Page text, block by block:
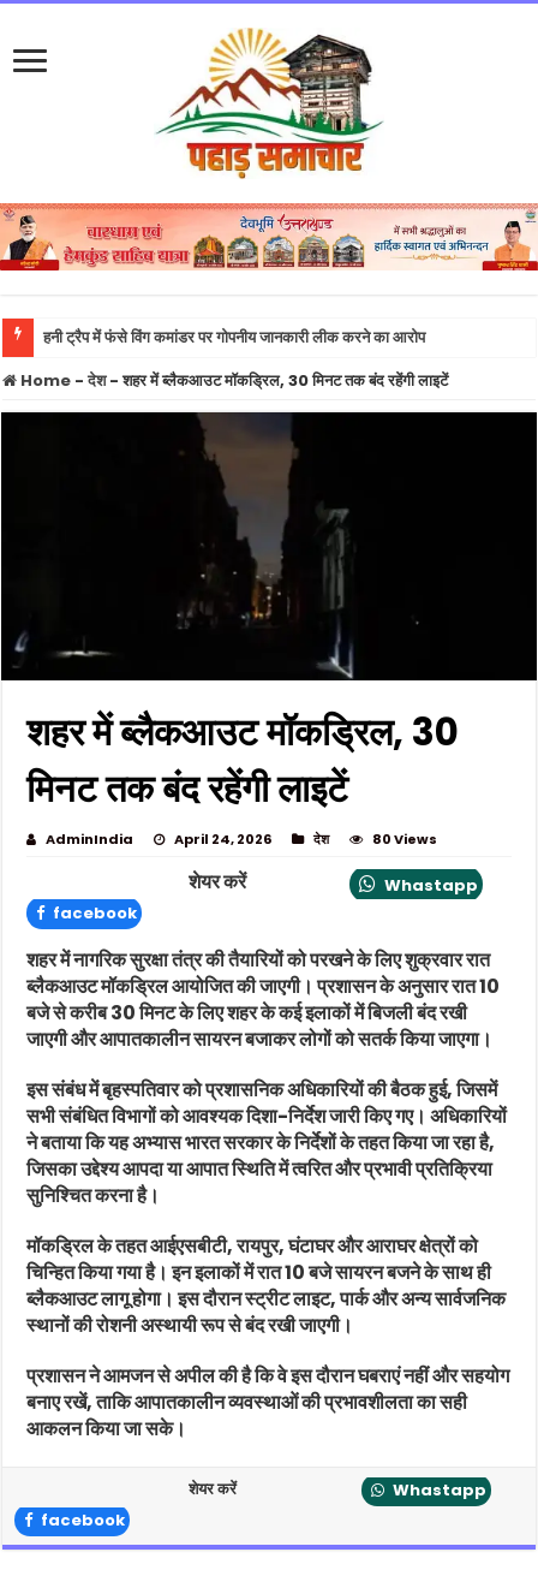
हनी ट्रैप में फंसे विंग कमांडर पर गोपनीय जानकारी लीक करने का आरोप
Home - देश- शहर में ब्लैकआउट मॉकड्रिल, 30 मिनट तक बंद रहेंगी लाइटें
शहर में ब्लैकआउट मॉकड्रिल, 30
मिनट तक बंद रहेंगी लाइटें
AdminIndia April 24, 2026 देश 80 Views
शेयर करें
Whastapp
facebook
शहर में नागरिक सुरक्षा तंत्र की तैयारियों को परखने के लिए शुक्रवार रात
ब्लैकआउट मॉकड्रिल आयोजित की जाएगी। प्रशासन के अनुसार रात 10
बजे से करीब 30 मिनट के लिए शहर के कई इलाकों में बिजली बंद रखी
जाएगी और आपातकालीन सायरन बजाकर लोगों को सतर्क किया जाएगा।
इस संबंध में बृहस्पतिवार को प्रशासनिक अधिकारियों की बैठक हुई, जिसमें
सभी संबंधित विभागों को आवश्यक दिशा-निर्देश जारी किए गए। अधिकारियों
ने बताया कि यह अभ्यास भारत सरकार के निर्देशों के तहत किया जा रहा है,
जिसका उद्देश्य आपदा या आपात स्थिति में त्वरित और प्रभावी प्रतिक्रिया
सुनिश्चित करना है।
मॉकड्रिल के तहत आईएसबीटी, रायपुर, घंटाघर और आराघर क्षेत्रों को
चिन्हित किया गया है। इन इलाकों में रात 10 बजे सायरन बजने के साथ ही
ब्लैकआउट लागू होगा। इस दौरान स्ट्रीट लाइट, पार्क और अन्य सार्वजनिक
स्थानों की रोशनी अस्थायी रूप से बंद रखी जाएगी।
प्रशासन ने आमजन से अपील की है कि वे इस दौरान घबराएं नहीं और सहयोग
बनाए रखें, ताकि आपातकालीन व्यवस्थाओं की प्रभावशीलता का सही
आकलन किया जा सके।
शेयर करें
Whastapp
facebook